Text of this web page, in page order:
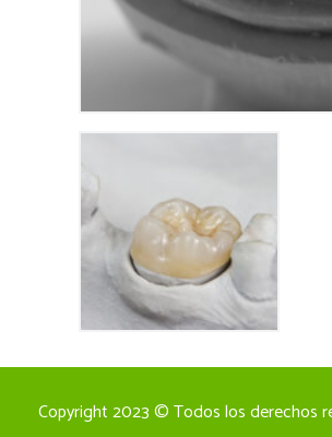
Copyright 2023 © Todos los derechos